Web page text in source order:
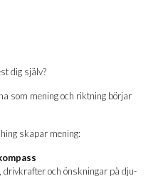
dig själv?
som mening och rikt­ning bör­jar
ska­par mening:
driv­kraf­ter och önsk­ning­ar på dju­